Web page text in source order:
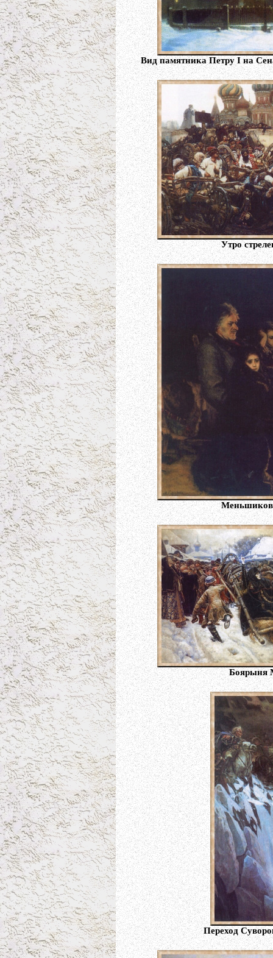
Вид памятника Петру I на
Утро
Меньшиков
Боярыня
Переход